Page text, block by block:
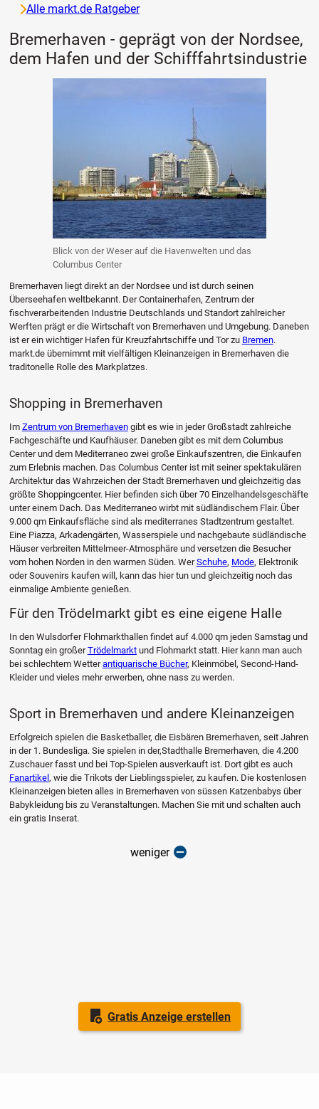
Gratis Anzeige erstellen
Alle markt.de Ratgeber
Bremerhaven - geprägt von der Nordsee,
dem Hafen und der Schifffahrtsindustrie
Blick von der Weser auf die Havenwelten und das
Columbus Center
Bremerhaven liegt direkt an der Nordsee und ist durch seinen
Überseehafen weltbekannt. Der Containerhafen, Zentrum der
fischverarbeitenden Industrie Deutschlands und Standort zahlreicher
Werften prägt er die Wirtschaft von Bremerhaven und Umgebung. Daneben
ist er ein wichtiger Hafen für Kreuzfahrtschiffe und Tor zu Bremen.
markt.de übernimmt mit vielfältigen Kleinanzeigen in Bremerhaven die
traditonelle Rolle des Markplatzes.
Shopping in Bremerhaven
Im Zentrum von Bremerhavengibt es wie in jeder Großstadt zahlreiche
Fachgeschäfte und Kaufhäuser. Daneben gibt es mit dem Columbus
Center und dem Mediterraneo zwei große Einkaufszentren, die Einkaufen
zum Erlebnis machen. Das Columbus Center ist mit seiner spektakulären
Architektur das Wahrzeichen der Stadt Bremerhaven und gleichzeitig das
größte Shoppingcenter. Hier befinden sich über 70 Einzelhandelsgeschäfte
unter einem Dach. Das Mediterraneo wirbt mit südländischem Flair. Über
9.000 qm Einkaufsfläche sind als mediterranes Stadtzentrum gestaltet.
Eine Piazza, Arkadengärten, Wasserspiele und nachgebaute südländische
Häuser verbreiten Mittelmeer-Atmosphäre und versetzen die Besucher
vom hohen Norden in den warmen Süden. WerSchuhe, Mode, Elektronik
oder Souvenirs kaufen will, kann das hier tun und gleichzeitig noch das
einmalige Ambiente genießen.
Für den Trödelmarkt gibt es eine eigene Halle
In den Wulsdorfer Flohmarkthallen findet auf 4.000 qm jeden Samstag und
Sonntag ein großerTrödelmarktund Flohmarkt statt. Hier kann man auch
bei schlechtem Wetterantiquarische Bücher, Kleinmöbel, Second-Hand-
Kleider und vieles mehr erwerben, ohne nass zu werden.
Sport in Bremerhaven und andere Kleinanzeigen
Erfolgreich spielen die Basketballer, die Eisbären Bremerhaven, seit Jahren
in der 1. Bundesliga. Sie spielen in der,Stadthalle Bremerhaven, die 4.200
Zuschauer fasst und bei Top-Spielen ausverkauft ist. Dort gibt es auch
Fanartikel , wie die Trikots der Lieblingsspieler, zu kaufen. Die kostenlosen
Kleinanzeigen bieten alles in Bremerhaven von süssen Katzenbabys über
Babykleidung bis zu Veranstaltungen. Machen Sie mit und schalten auch
ein gratis Inserat.
weniger